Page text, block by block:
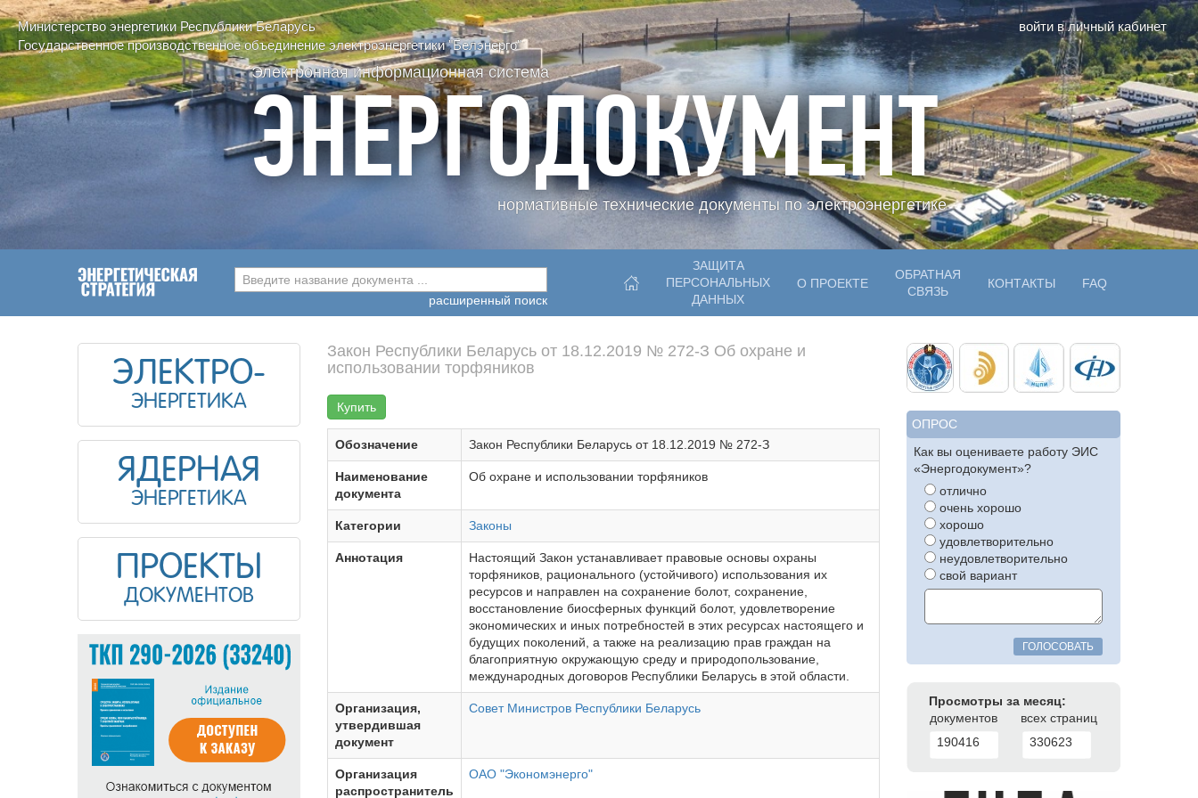
Министерство энергетики Республики Беларусь
Государственное производственное объединение электроэнергетики "Белэнерго"
войти в личный кабинет
Электронная информационная система
ЭНЕРГОДОКУМЕНТ
нормативные технические документы по электроэнергетике
Введите название документа ...
расширенный поиск
ЗАЩИТА
ПЕРСОНАЛЬНЫХ
ДАННЫХ
О ПРОЕКТЕ
ОБРАТНАЯ
СВЯЗЬ
КОНТАКТЫ FAQ
ЭЛЕКТРО-
ЭНЕРГЕТИКА
ЯДЕРНАЯ
ЭНЕРГЕТИКА
ПРОЕКТЫ
ДОКУМЕНТОВ
Закон Республики Беларусь от 18.12.2019 № 272-З Об охране и
использовании торфяников
Купить
Обозначение Закон Республики Беларусь от 18.12.2019 № 272-З
Наименование
документа
Об охране и использовании торфяников
Категории Законы
Аннотация
Настоящий Закон устанавливает правовые основы охраны
торфяников, рационального (устойчивого) использования их
ресурсов и направлен на сохранение болот, сохранение,
восстановление биосферных функций болот, удовлетворение
экономических и иных потребностей в этих ресурсах настоящего и
будущих поколений, а также на реализацию прав граждан на
благоприятную окружающую среду и природопользование,
международных договоров Республики Беларусь в этой области.
Организация,
утвердившая
документ
Совет Министров Республики Беларусь
Организация
распространитель
ОАО "Экономэнерго"
ОПРОС
Как вы оцениваете работу ЭИС
«Энергодокумент»?
отлично
очень хорошо
хорошо
удовлетворительно
неудовлетворительно
свой вариант
ГОЛОСОВАТЬ
Просмотры за месяц:
документов
всех страниц
190416
330623